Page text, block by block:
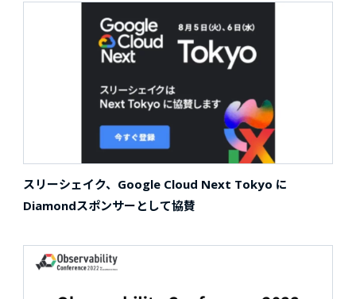
スリーシェイク、Google Cloud Next Tokyo に
Diamondスポンサーとして協賛